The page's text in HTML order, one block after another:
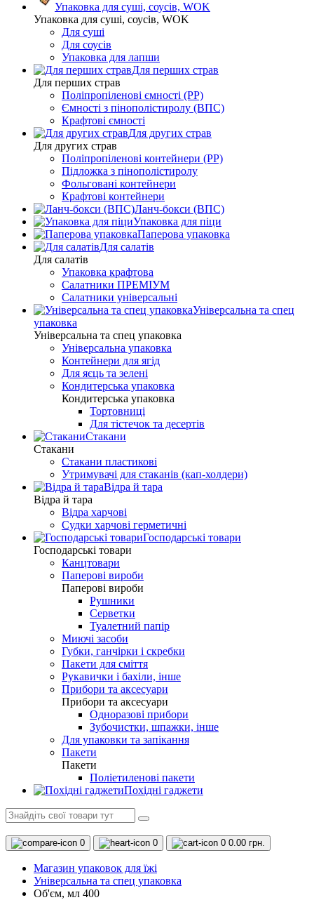
Упаковка для суші, соусів, WOK
Упаковка для суші, соусів, WOK
Для суші
Для соусів
Упаковка для лапши
Для перших страв
Для перших страв
Поліпропіленові ємності (PP)
Ємності з пінополістиролу (ВПС)
Крафтові ємності
Для других страв
Для других страв
Поліпропіленові контейнери (PP)
Підложка з пінополістиролу
Фольговані контейнери
Крафтові контейнери
Ланч-бокси (ВПС)
Упаковка для піци
Паперова упаковка
Для салатів
Для салатів
Упаковка крафтова
Салатники ПРЕМІУМ
Салатники універсальні
Універсальна та спец
упаковка
Універсальна та спец упаковка
Універсальна упаковка
Контейнери для ягід
Для яєць та зелені
Кондитерська упаковка
Кондитерська упаковка
Тортовниці
Для тістечок та десертів
Стакани
Стакани
Стакани пластикові
Утримувачі для стаканів (кап-холдери)
Відра й тара
Відра й тара
Відра харчові
Судки харчові герметичні
Господарські товари
Господарські товари
Канцтовари
Паперові вироби
Паперові вироби
Рушники
Серветки
Туалетний папір
Миючі засоби
Губки, ганчірки і скребки
Пакети для сміття
Рукавички і бахіли, інше
Прибори та аксесуари
Прибори та аксесуари
Одноразові прибори
Зубочистки, шпажки, інше
Для упаковки та запікання
Пакети
Пакети
Поліетиленові пакети
Похідні гаджети
0 0 0 0.00 грн.
Магазин упаковок для їжі
Універсальна та спец упаковка
Об'єм, мл 400